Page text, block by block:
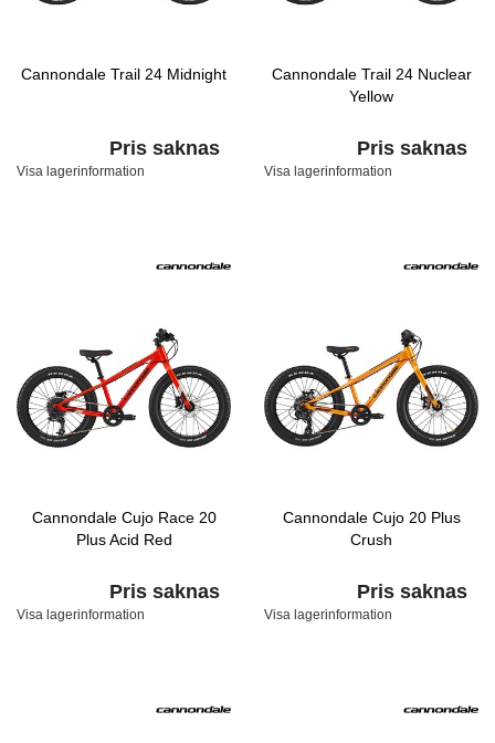
Cannondale Trail 24 Midnight
Pris saknas
Visa lagerinformation
Cannondale Trail 24 Nuclear
Yellow
Pris saknas
Visa lagerinformation
Cannondale Cujo Race 20
Plus Acid Red
Pris saknas
Visa lagerinformation
Cannondale Cujo 20 Plus
Crush
Pris saknas
Visa lagerinformation